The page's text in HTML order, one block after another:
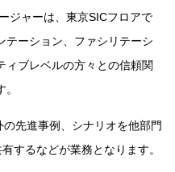
ジャーは、東京SICフロアで
テーション、ファシリテーシ
ィブレベルの方々との信頼関
先進事例、シナリオを他部門
するなどが業務となります。